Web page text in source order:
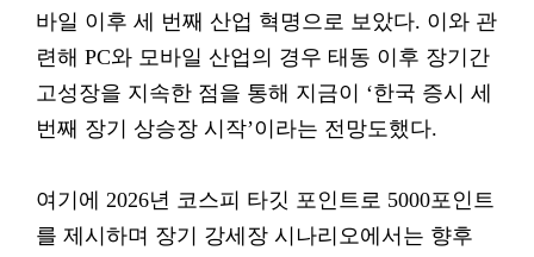
바일 이후 세 번째 산업 혁명으로 보았다. 이와 관
련해 PC와 모바일 산업의 경우 태동 이후 장기간
고성장을 지속한 점을 통해 지금이 ‘한국 증시 세
번째 장기 상승장 시작’이라는 전망도했다.
여기에 2026년 코스피 타깃 포인트로 5000포인트
를 제시하며 장기 강세장 시나리오에서는 향후